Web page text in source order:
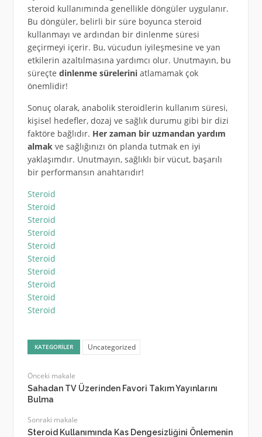
steroid kullanımında genellikle döngüler uygulanır.
Bu döngüler, belirli bir süre boyunca steroid
kullanmayı ve ardından bir dinlenme süresi
geçirmeyi içerir. Bu, vücudun iyileşmesine ve yan
etkilerin azaltılmasına yardımcı olur. Unutmayın, bu
süreçte dinlenme süreleriniatlamamak çok
önemlidir!
Sonuç olarak, anabolik steroidlerin kullanım süresi,
kişisel hedefler, dozaj ve sağlık durumu gibi bir dizi
faktöre bağlıdır. Her zaman bir uzmandan yardım
almakve sağlığınızı ön planda tutmak en iyi
yaklaşımdır. Unutmayın, sağlıklı bir vücut, başarılı
bir performansın anahtarıdır!
Steroid
Steroid
Steroid
Steroid
Steroid
Steroid
Steroid
Steroid
Steroid
Steroid
KATEGORILER Uncategorized
Önceki makale
Sahadan TV Üzerinden Favori Takım Yayınlarını
Bulma
Sonraki makale
Steroid Kullanımında Kas Dengesizliğini Önlemenin